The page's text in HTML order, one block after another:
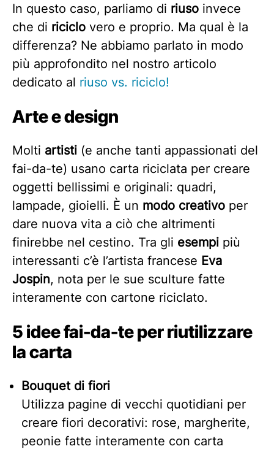
In questo caso, parliamo di riuso invece
che di riciclo vero e proprio. Ma qual è la
differenza? Ne abbiamo parlato in modo
più approfondito nel nostro articolo
dedicato al riuso vs. riciclo!
Arte e design
Molti artisti (e anche tanti appassionati del
fai-da-te) usano carta riciclata per creare
oggetti bellissimi e originali: quadri,
lampade, gioielli. È un modo creativo per
dare nuova vita a ciò che altrimenti
finirebbe nel cestino. Tra gli esempi più
interessanti c’è l’artista francese Eva
Jospin, nota per le sue sculture fatte
interamente con cartone riciclato.
5 idee fai-da-te per riutilizzare
la carta
Bouquet di fiori
Utilizza pagine di vecchi quotidiani per
creare fiori decorativi: rose, margherite,
peonie fatte interamente con carta